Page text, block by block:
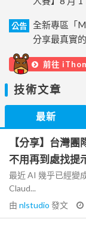
公告
全新專區「
分享最真實
前往
技術文章
最新
【分享】台灣
不用再到處找提
最近 AI 幾乎已經變
Claud...
由 nlstudio 發文